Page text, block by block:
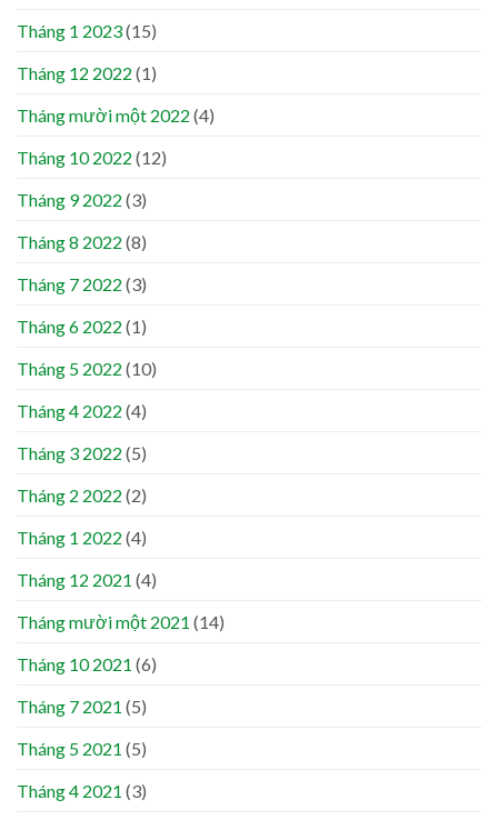
Tháng 1 2023(15)
Tháng 12 2022 (1)
Tháng mười một 2022 (4)
Tháng 10 2022 (12)
Tháng 9 2022 (3)
Tháng 8 2022 (8)
Tháng 7 2022 (3)
Tháng 6 2022 (1)
Tháng 5 2022 (10)
Tháng 4 2022 (4)
Tháng 3 2022 (5)
Tháng 2 2022 (2)
Tháng 1 2022 (4)
Tháng 12 2021 (4)
Tháng mười một 2021 (14)
Tháng 10 2021 (6)
Tháng 7 2021 (5)
Tháng 5 2021 (5)
Tháng 4 2021 (3)